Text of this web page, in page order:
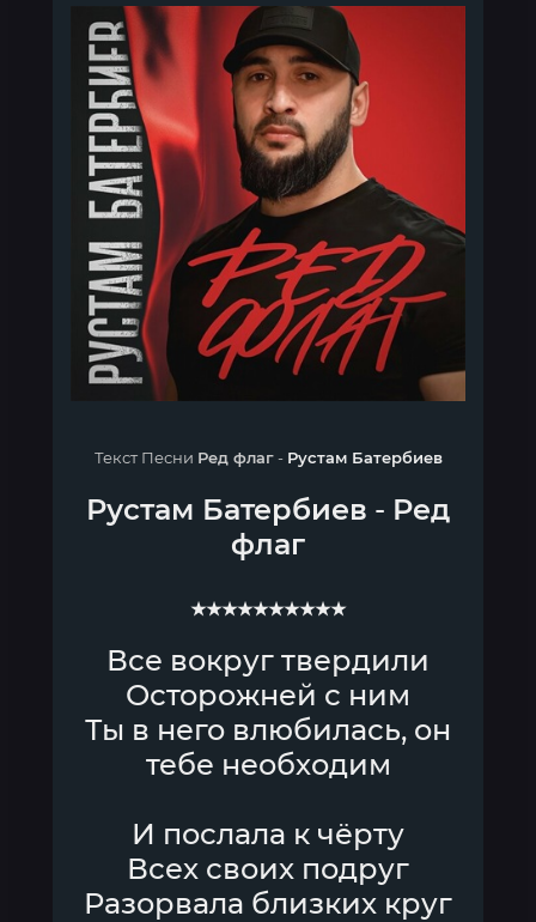
Текст Песни Ред флаг- Рустам Батербиев
Рустам Батербиев - Ред
флаг
★★★★★★★★★★
Все вокруг твердили
Осторожней с ним
Ты в него влюбилась, он
тебе необходим
И послала к чёрту
Всех своих подруг
Разорвала близких круг